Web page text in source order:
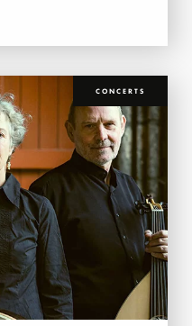
CONCERTS